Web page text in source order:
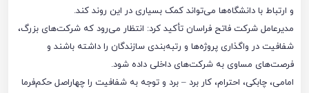
و ارتباط با دانشگاه‌ها می‌تواند کمک بسیاری در این روند کند.
مدیرعامل شرکت فاتح فراسان تأکید کرد: انتظار می‌رود که شرکت‌های بزرگ،
شفافیت در واگذاری پروژه‌ها و رتبه‌بندی سازندگان را داشته باشند و
فرصت‌های مساوی به شرکت‌های داخلی داده شود.
امامی، چابکی، احترام، کار برد – برد و توجه به شفافیت را چهاراصل حکم‌فرما